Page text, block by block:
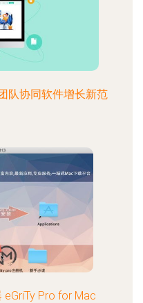
队协同软件增长新范
Pro for Mac